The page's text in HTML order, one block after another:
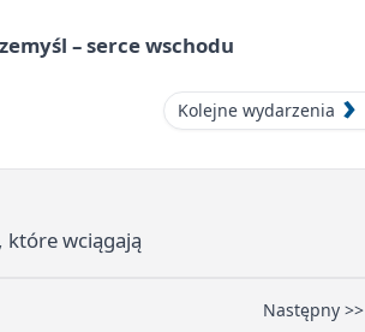
– serce wschodu
Kolejne wydarzenia
które wciągają
Następny >>